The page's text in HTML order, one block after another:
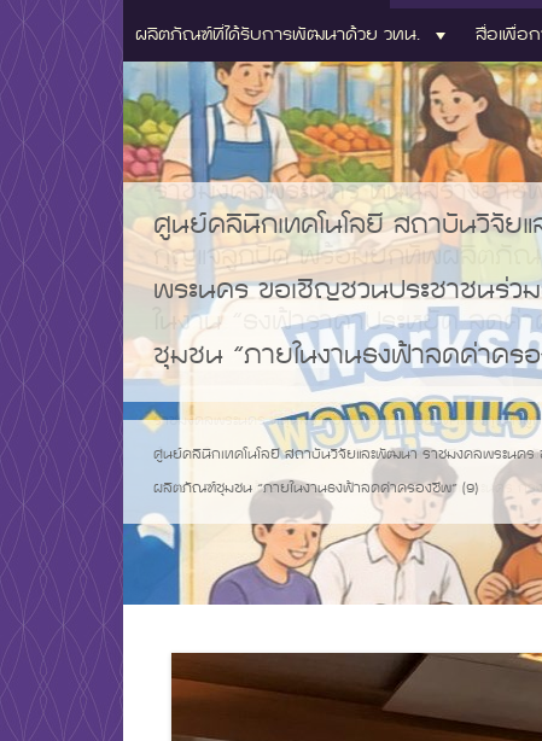
มหาวิทยาลัย
ผลิตภัณฑ์ที่ได้รับการพัฒนาด้วย วทน.
สื่อเพื่อก
ศูนย์คลินิกเทคโนโลยี สถาบันวิจัย
พระนคร ขอเชิญชวนประชาชนร่
ชุมชน “ภายในงานธงฟ้าลดค่าคร
ศูนย์คลินิกเทคโนโลยี สถาบันวิจัยและพัฒนา ราชมงคลพระนค
ผลิตภัณฑ์ชุมชน “ภายในงานธงฟ้าลดค่าครองชีพ” (9)